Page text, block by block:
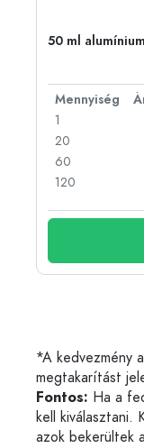
50 ml
Mennyiség
1
20
60
120
*A kedvezmény
megtakarítást
Fontos: Ha a
kell kiválasztani.
azok bekerültek